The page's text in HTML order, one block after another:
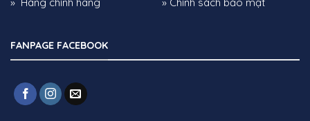
thành điểm nhấn đầy nghệ thuật trong các
khu vực lounge. Với thiết kế tinh tế và gam
màu trung tính, thảm không chỉ tôn lên vẻ đẹp
FANPAGE FACEBOOK